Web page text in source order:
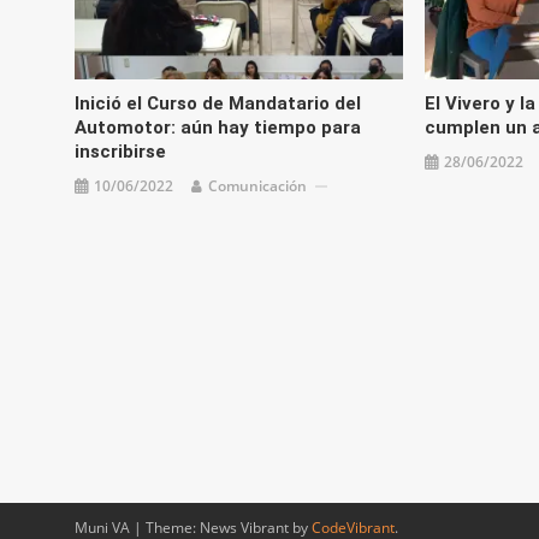
Inició el Curso de Mandatario del
Automotor: aún hay tiempo para
inscribirse
10/06/2022 Comunicación
El Vivero y
cumplen un
28/06/2022
Muni VA | Theme: News Vibrant byCodeVibrant.